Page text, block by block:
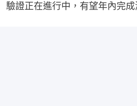
驗證正在進行中，有望年內完成